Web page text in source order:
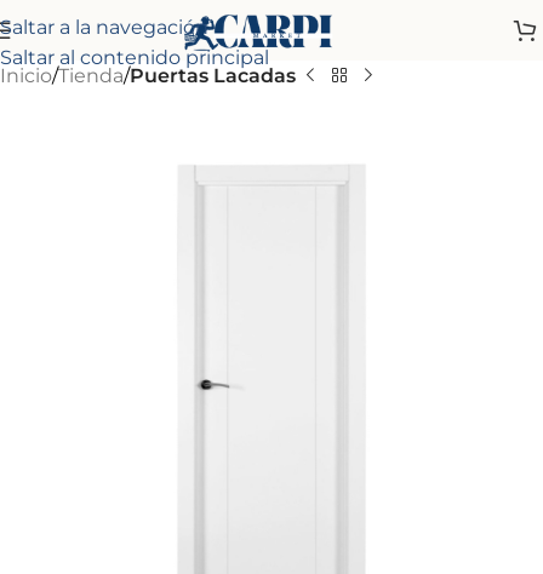
Saltar a la navegación
Saltar al contenido principal
Inicio Tienda Puertas Lacadas